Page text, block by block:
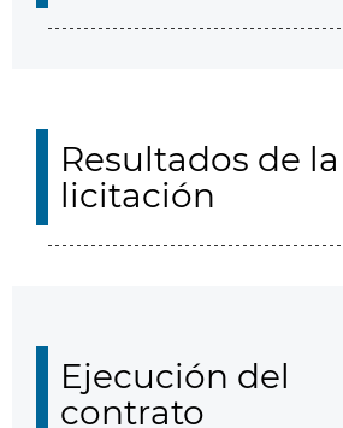
Resultados de la
licitación
Ejecución del
contrato